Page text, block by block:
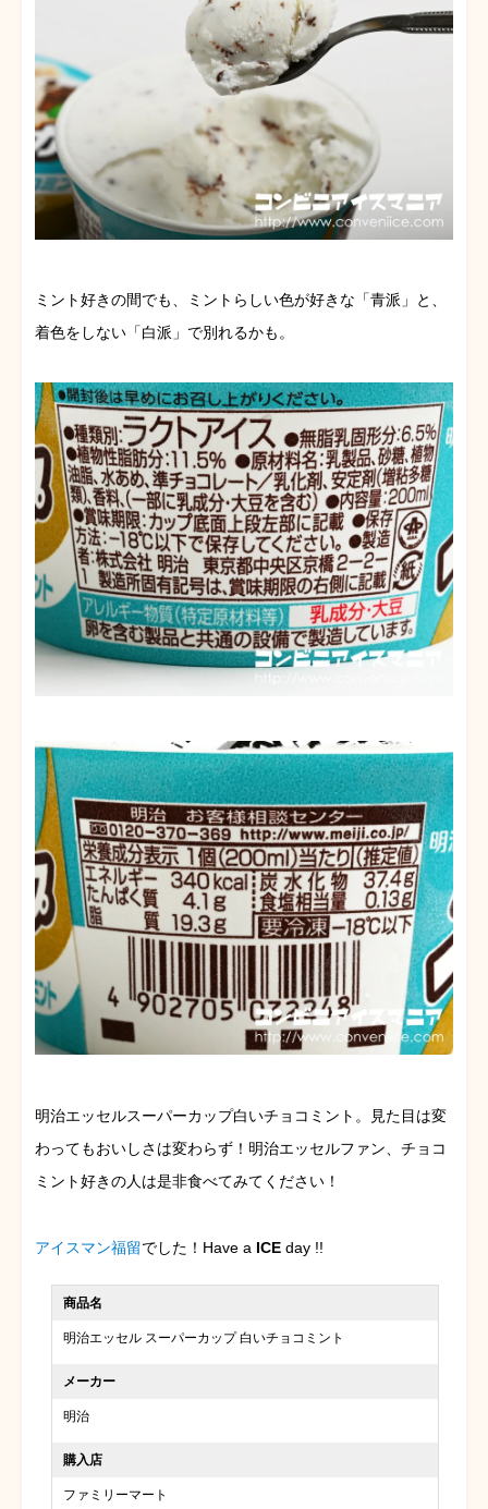
ミント好きの間でも、ミントらしい色が好きな「青派」と、
着色をしない「白派」で別れるかも。
明治エッセルスーパーカップ白いチョコミント。見た目は変
わってもおいしさは変わらず！明治エッセルファン、チョコ
ミント好きの人は是非食べてみてください！
アイスマン福留でした！Have a ICE day !!
商品名
明治エッセル スーパーカップ 白いチョコミント
メーカー
明治
購入店
ファミリーマート